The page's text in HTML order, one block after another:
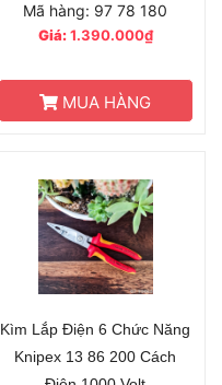
Mã hàng: 97 78 180
Giá:1.390.000₫
MUA HÀNG
Kìm Lắp Điện 6 Chức Năng
Knipex 13 86 200 Cách